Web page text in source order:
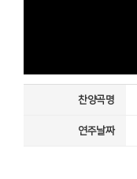
찬양곡명
연주날짜